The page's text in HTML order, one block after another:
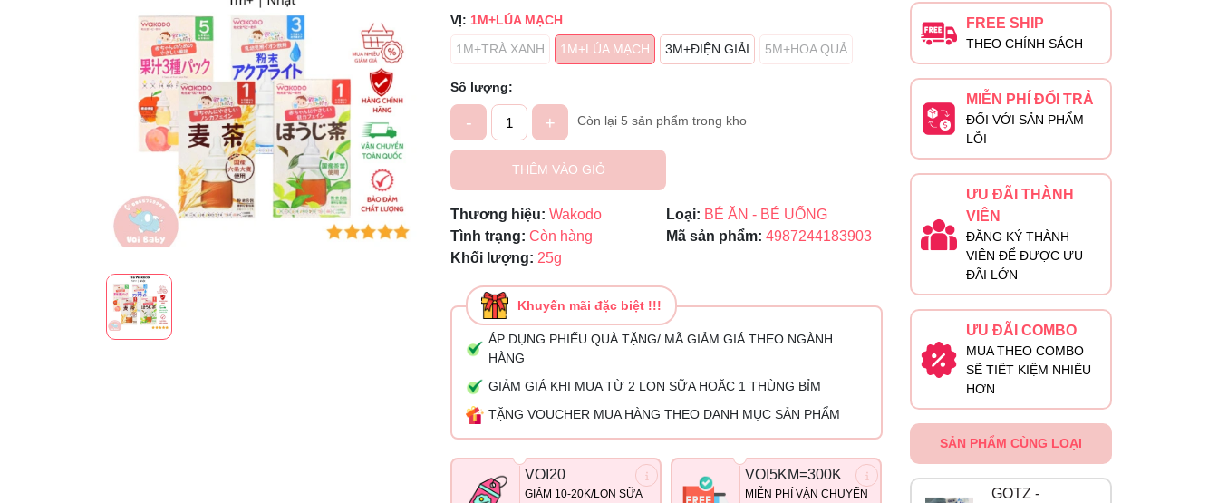
VỊ: 1M+LÚA MẠCH
1M+TRÀ XANH
1M+LÚA MẠCH 3M+ĐIỆN GIẢI 5M+HOA QUẢ
Số lượng:
- + Còn lại 5 sản phẩm trong kho
THÊM VÀO GIỎ
Thương hiệu: Wakodo Loại: BÉ ĂN - BÉ UỐNG
Tình trạng: Còn hàng Mã sản phẩm: 4987244183903
Khối lượng: 25g
Khuyến mãi đặc biệt !!!
ÁP DỤNG PHIẾU QUÀ TẶNG/ MÃ GIẢM GIÁ THEO NGÀNH
HÀNG
GIẢM GIÁ KHI MUA TỪ 2 LON SỮA HOẶC 1 THÙNG BỈM
TẶNG VOUCHER MUA HÀNG THEO DANH MỤC SẢN PHẨM
VOI20
GIẢM 10-20K/LON SỮA
VOI5KM=300K
MIỄN PHÍ VẬN CHUYỂN
Mã giảm giá:
Ngày hết hạn:
Điều kiện:
FREE SHIP
THEO CHÍNH SÁCH
MIỄN PHÍ ĐỔI TRẢ
ĐỐI VỚI SẢN PHẨM
LỖI
ƯU ĐÃI THÀNH
VIÊN
ĐĂNG KÝ THÀNH
VIÊN ĐỂ ĐƯỢC ƯU
ĐÃI LỚN
ƯU ĐÃI COMBO
MUA THEO COMBO
SẼ TIẾT KIỆM NHIỀU
HƠN
SẢN PHẨM CÙNG LOẠI
GOTZ -